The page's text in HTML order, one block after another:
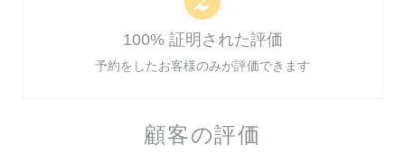
顧客の評価
100% 証明された評価
予約をしたお客様のみが評価できます